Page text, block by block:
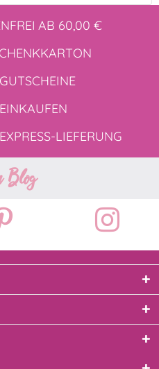
AB 60,00 €
GUTSCHEINE
EINKAUFEN
EXPRESS-LIEFERUNG